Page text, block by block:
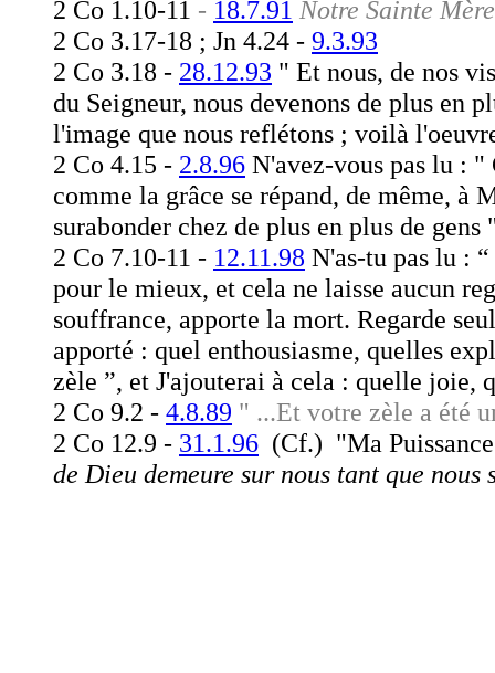
2 Co 1.10-11 - 18.7.91 Notre Sainte
2 Co 3.17-18 ; Jn 4.24 - 9.3.93
2 Co 3.18 - 28.12.93 " Et nous, de nos
du Seigneur, nous devenons de plus en
l'image que nous reflétons ; voilà
2 Co 4.15 - 2.8.96 N'avez-vous pas lu : "
comme la grâce se répand, de même, à
surabonder chez de plus en plus de gens
2 Co 7.10-11 - 12.11.98 N'as-tu pas lu :
pour le mieux, et cela ne laisse aucun
souffrance, apporte la mort. Regarde
apporté : quel enthousiasme, quelles
zèle ”, et J'ajouterai à cela : quelle joie,
2 Co 9.2 - 4.8.89 " ...Et votre zèle a été
2 Co 12.9 - 31.1.96 (Cf.) "Ma
de Dieu demeure sur nous tant que nous